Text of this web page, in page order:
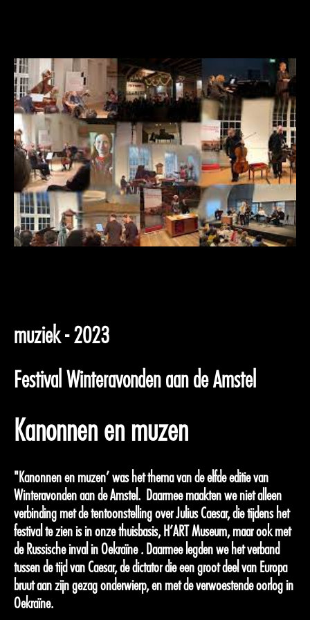
muziek - 2023
Festival Winteravonden aan de Amstel
Kanonnen en muzen
"Kanonnen en muzen’ was het thema van de elfde editie van
Winteravonden aan de Amstel. Daarmee maakten we niet alleen
verbinding met de tentoonstelling over Julius Caesar, die tijdens het
festival te zien is in onze thuisbasis, H’ART Museum, maar ook met
de Russische inval in Oekraïne . Daarmee legden we het verband
tussen de tijd van Caesar, de dictator die een groot deel van Europa
bruut aan zijn gezag onderwierp, en met de verwoestende oorlog in
Oekraïne.